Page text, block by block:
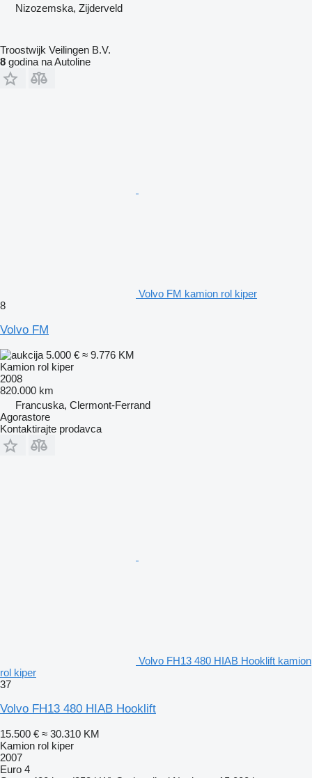
Nizozemska, Zijderveld
Troostwijk Veilingen B.V.
8 godina na Autoline
Volvo FM kamion rol kiper
8
Volvo FM
5.000 € ≈ 9.776 KM
Kamion rol kiper
2008
820.000 km
Francuska, Clermont-Ferrand
Agorastore
Kontaktirajte prodavca
Volvo FH13 480 HIAB Hooklift kamion
rol kiper
37
Volvo FH13 480 HIAB Hooklift
15.500 € ≈ 30.310 KM
Kamion rol kiper
2007
Euro 4